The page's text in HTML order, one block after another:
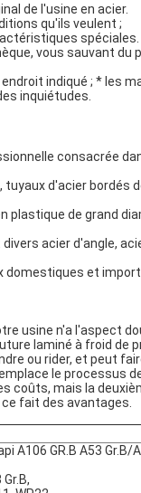
de l'usine en acier.
qu'ils veulent ;
spéciales.
vous sauvant du
indiqué ; * les
inquiétudes.
consacrée
d'acier bordés
de grand
acier d'angle,
et
usine n'a l'aspect
laminé à froid de
ou rider, et peut
le processus
coûts, mais la
fait des avantages.
A106 GR.B A53 Gr.B/